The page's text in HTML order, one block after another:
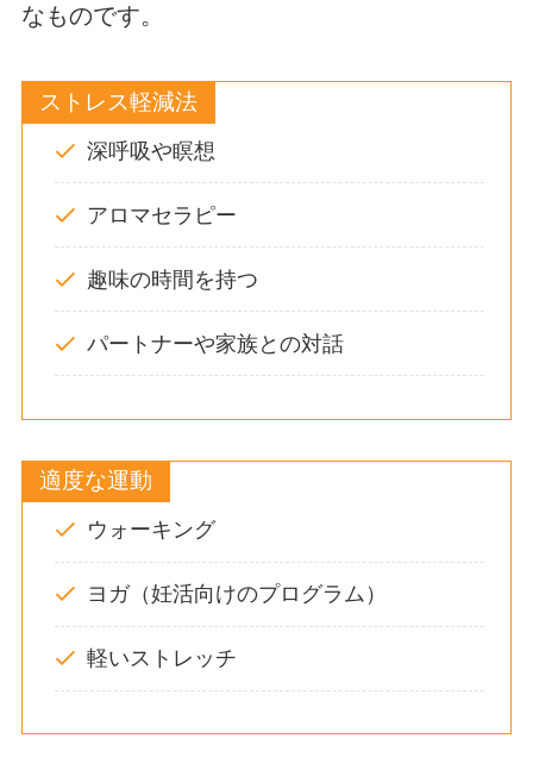
なものです。
ストレス軽減法
深呼吸や瞑想
アロマセラピー
趣味の時間を持つ
パートナーや家族との対話
適度な運動
ウォーキング
ヨガ（妊活向けのプログラム）
軽いストレッチ